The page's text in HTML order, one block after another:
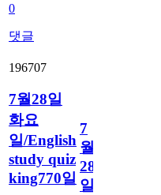
0
댓글
196707
7월28일
화요
일/English
study quiz
king770일
7
월
28
일